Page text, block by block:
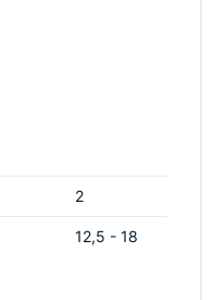
2
12,5 - 18